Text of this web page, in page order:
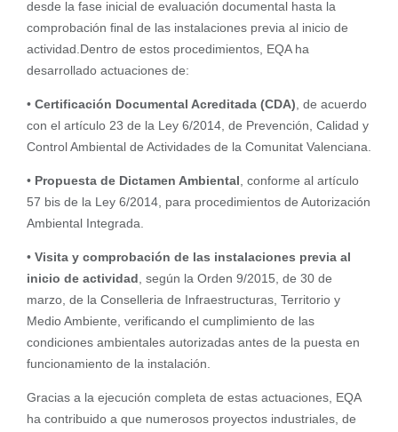
desde la fase inicial de evaluación documental hasta la
comprobación final de las instalaciones previa al inicio de
actividad.Dentro de estos procedimientos, EQA ha
desarrollado actuaciones de:
• Certificación Documental Acreditada (CDA) , de acuerdo
con el artículo 23 de la Ley 6/2014, de Prevención, Calidad y
Control Ambiental de Actividades de la Comunitat Valenciana.
• Propuesta de Dictamen Ambiental , conforme al artículo
57 bis de la Ley 6/2014, para procedimientos de Autorización
Ambiental Integrada.
• Visita y comprobación de las instalaciones previa al
inicio de actividad , según la Orden 9/2015, de 30 de
marzo, de la Conselleria de Infraestructuras, Territorio y
Medio Ambiente, verificando el cumplimiento de las
condiciones ambientales autorizadas antes de la puesta en
funcionamiento de la instalación.
Gracias a la ejecución completa de estas actuaciones, EQA
ha contribuido a que numerosos proyectos industriales, de